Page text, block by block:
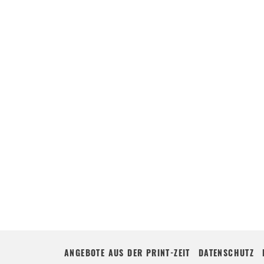
ANGEBOTE AUS DER PRINT-ZEIT DATENSCHUTZ